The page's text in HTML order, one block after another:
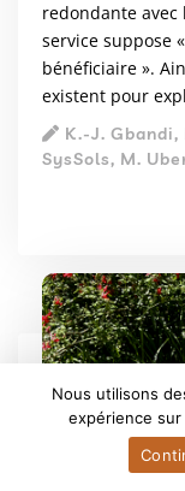
redondante
service suppose
bénéficiaire ».
existent pour
K.-J.
SysSols, M.
Nous utilisons
expérience